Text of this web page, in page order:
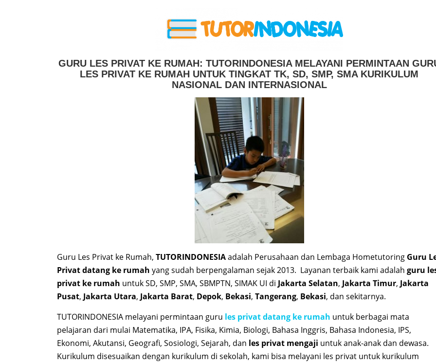
GURU LES PRIVAT KE RUMAH: TUTORINDONESIA MELAYANI PERMINTAAN
LES PRIVAT KE RUMAH UNTUK TINGKAT TK, SD, SMP, SMA KURIKULUM
NASIONAL DAN INTERNASIONAL
Guru Les Privat ke Rumah, TUTORINDONESIAadalah Perusahaan dan Lembaga Hometutoring Guru
Privat datang ke rumah yang sudah berpengalaman sejak 2013. Layanan terbaik kami adalah guru
privat ke rumah untuk SD, SMP, SMA, SBMPTN, SIMAK UI di Jakarta Selatan, Jakarta Timur, Jakarta
Pusat, Jakarta Utara, Jakarta Barat, Depok, Bekasi, Tangerang, Bekasi, dan sekitarnya.
TUTORINDONESIA melayani permintaan guru les privat datang ke rumah untuk berbagai mata
pelajaran dari mulai Matematika, IPA, Fisika, Kimia, Biologi, Bahasa Inggris, Bahasa Indonesia, IPS,
Ekonomi, Akutansi, Geografi, Sosiologi, Sejarah, dan les privat mengaji untuk anak-anak dan dewasa.
Kurikulum disesuaikan dengan kurikulum di sekolah, kami bisa melayani les privat untuk kurikulum